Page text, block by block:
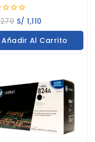
S/ 1,110
Añadir Al Carrito